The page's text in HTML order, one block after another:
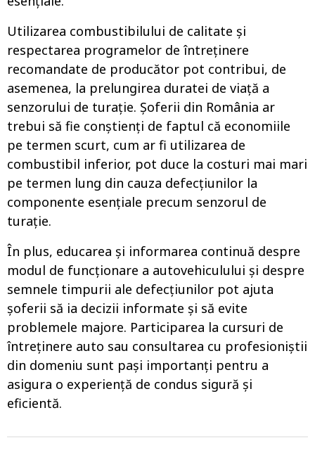
Utilizarea combustibilului de calitate și
respectarea programelor de întreținere
recomandate de producător pot contribui, de
asemenea, la prelungirea duratei de viață a
senzorului de turație. Șoferii din România ar
trebui să fie conștienți de faptul că economiile
pe termen scurt, cum ar fi utilizarea de
combustibil inferior, pot duce la costuri mai mari
pe termen lung din cauza defecțiunilor la
componente esențiale precum senzorul de
turație.
În plus, educarea și informarea continuă despre
modul de funcționare a autovehiculului și despre
semnele timpurii ale defecțiunilor pot ajuta
șoferii să ia decizii informate și să evite
problemele majore. Participarea la cursuri de
întreținere auto sau consultarea cu profesioniștii
din domeniu sunt pași importanți pentru a
asigura o experiență de condus sigură și
eficientă.